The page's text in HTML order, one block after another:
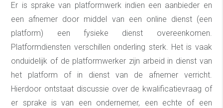
Er is sprake van platformwerk indien een aanbieder en
een afnemer door middel van een online dienst (een
platform) een fysieke dienst overeenkomen.
Platformdiensten verschillen onderling sterk. Het is vaak
onduidelijk of de platformwerker zijn arbeid in dienst van
het platform of in dienst van de afnemer verricht.
Hierdoor ontstaat discussie over de kwalificatievraag of
er sprake is van een ondernemer, een echte of een